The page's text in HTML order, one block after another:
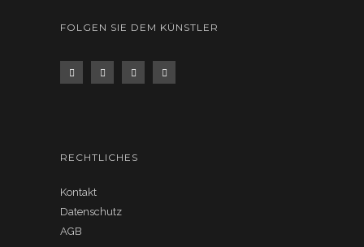
FOLGEN SIE DEM KÜNSTLER
RECHTLICHES
Kontakt
Datenschutz
AGB